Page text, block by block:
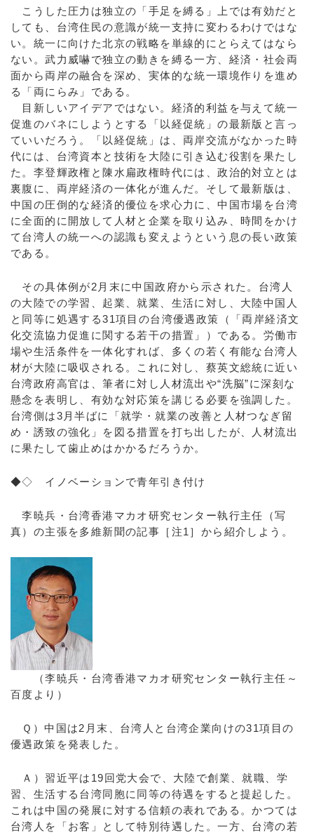
こうした圧力は独立の「手足を縛る」上では有効だと
しても、台湾住民の意識が統一支持に変わるわけではな
い。統一に向けた北京の戦略を単線的にとらえてはなら
ない。武力威嚇で独立の動きを縛る一方、経済・社会両
面から両岸の融合を深め、実体的な統一環境作りを進め
る「両にらみ」である。
目新しいアイデアではない。経済的利益を与えて統一
促進のバネにしようとする「以経促統」の最新版と言っ
ていいだろう。「以経促統」は、両岸交流がなかった時
代には、台湾資本と技術を大陸に引き込む役割を果たし
た。李登輝政権と陳水扁政権時代には、政治的対立とは
裏腹に、両岸経済の一体化が進んだ。そして最新版は、
中国の圧倒的な経済的優位を求心力に、中国市場を台湾
に全面的に開放して人材と企業を取り込み、時間をかけ
て台湾人の統一への認識も変えようという息の長い政策
である。
その具体例が2月末に中国政府から示された。台湾人
の大陸での学習、起業、就業、生活に対し、大陸中国人
と同等に処遇する31項目の台湾優遇政策（「両岸経済文
化交流協力促進に関する若干の措置」）である。労働市
場や生活条件を一体化すれば、多くの若く有能な台湾人
材が大陸に吸収される。これに対し、蔡英文総統に近い
台湾政府高官は、筆者に対し人材流出や“洗脳”に深刻な
懸念を表明し、有効な対応策を講じる必要を強調した。
台湾側は3月半ばに「就学・就業の改善と人材つなぎ留
め・誘致の強化」を図る措置を打ち出したが、人材流出
に果たして歯止めはかかるだろうか。
◆◇ イノベーションで青年引き付け
李暁兵・台湾香港マカオ研究センター執行主任（写
真）の主張を多維新聞の記事［注1］から紹介しよう。
（李暁兵・台湾香港マカオ研究センター執行主任～
百度より）
Ｑ）中国は2月末、台湾人と台湾企業向けの31項目の
優遇政策を発表した。
Ａ）習近平は19回党大会で、大陸で創業、就職、学
習、生活する台湾同胞に同等の待遇をすると提起した。
これは中国の発展に対する信頼の表れである。かつては
台湾人を「お客」として特別待遇した。一方、台湾の若